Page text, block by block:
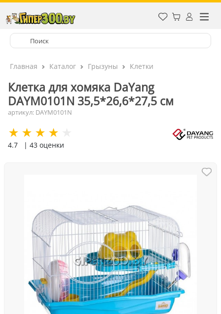
Главная Каталог Грызуны Клетки
Клетка для хомяка DaYang
DAYM0101N 35,5*26,6*27,5 см
артикул: DAYM0101N
4.7 | 43 оценки